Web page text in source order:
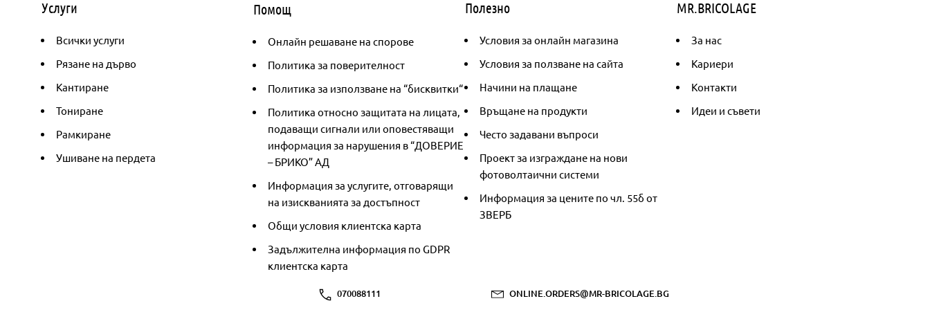
Услуги
Всички услуги
Рязане на дърво
Кантиране
Тониране
Рамкиране
Ушиване на пердета
Помощ
Онлайн решаване на спорове
Политика за поверителност
Политика за използване на “бисквитки“
Политика относно защитата на лицата,
подаващи сигнали или оповестяващи
информация за нарушения в “ДОВЕРИЕ
– БРИКО” АД
Информация за услугите, отговарящи
на изискванията за достъпност
Общи условия клиентска карта
Задължителна информация по GDPR
клиентска карта
Полезно
Условия за онлайн магазина
Условия за ползване на сайта
Начини на плащане
Връщане на продукти
Често задавани въпроси
Проект за изграждане на нови
фотоволтаични системи
Информация за цените по чл. 55б от
ЗВЕРБ
MR.BRICOLAGE
За нас
Кариери
Контакти
Идеи и съвети
070088111 ONLINE.ORDERS@MR-BRICOLAGE.BG